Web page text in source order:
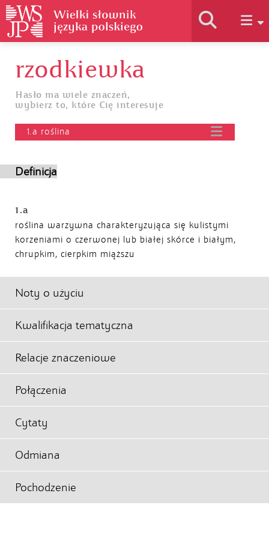
Historia słownika
Jak korzystać
rzodkiewka
Hasło ma wiele znaczeń,
wybierz to, które Cię interesuje
1.a roślina
Definicja
1.a
roślina warzywna charakteryzująca się kulistymi
korzeniami o czerwonej lub białej skórce i białym,
chrupkim, cierpkim miąższu
Noty o użyciu
Kwalifikacja tematyczna
Relacje znaczeniowe
Połączenia
Cytaty
Odmiana
Pochodzenie